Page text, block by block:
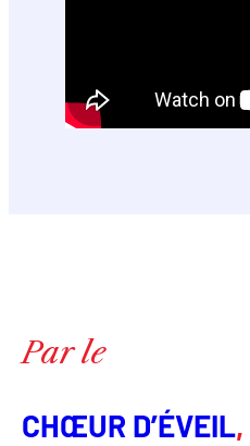
Par le
CHŒUR D’ÉVEIL,